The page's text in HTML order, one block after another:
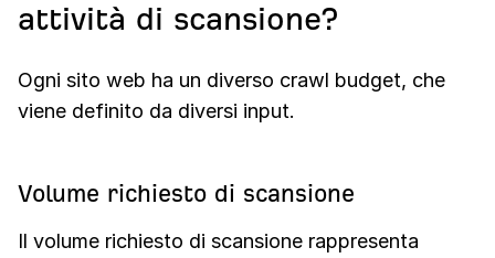
attività di scansione?
Ogni sito web ha un diverso crawl budget, che
viene definito da diversi input.
Volume richiesto di scansione
Il volume richiesto di scansione rappresenta